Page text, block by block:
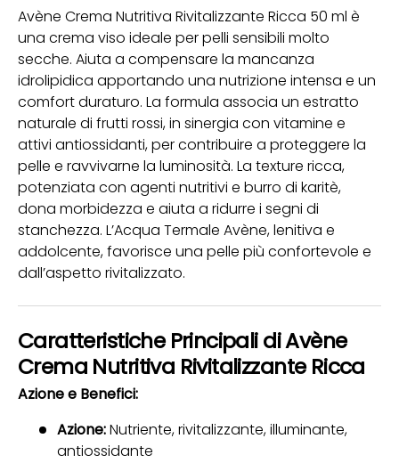
Avène Crema Nutritiva Rivitalizzante Ricca 50 ml è
una crema viso ideale per pelli sensibili molto
secche. Aiuta a compensare la mancanza
idrolipidica apportando una nutrizione intensa e un
comfort duraturo. La formula associa un estratto
naturale di frutti rossi, in sinergia con vitamine e
attivi antiossidanti, per contribuire a proteggere la
pelle e ravvivarne la luminosità. La texture ricca,
potenziata con agenti nutritivi e burro di karitè,
dona morbidezza e aiuta a ridurre i segni di
stanchezza. L’Acqua Termale Avène, lenitiva e
addolcente, favorisce una pelle più confortevole e
dall’aspetto rivitalizzato.
Caratteristiche Principali di Avène
Crema Nutritiva Rivitalizzante Ricca
Azione e Benefici:
Azione:Nutriente, rivitalizzante, illuminante,
antiossidante